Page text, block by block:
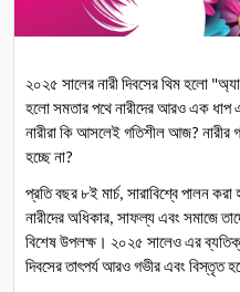
২০২৫ সালেরনারীদিবসেরথিমহলো "
হলোসমতারপথেনারীদেরআরওএকধাপ
নারীরাকিআসলেইগতিশীলআজ? নারীর
হচ্ছেনা?
প্রতিবছর৮ইমার্চ, সারাবিশ্বেপালনকরা
নারীদেরঅধিকার, সাফল্যএবং সমাজে
বিশেষউপলক্ষ। ২০২৫ সালেওএর
দিবসেরতাৎপর্যআরওগভীরএবং বিস্তৃত